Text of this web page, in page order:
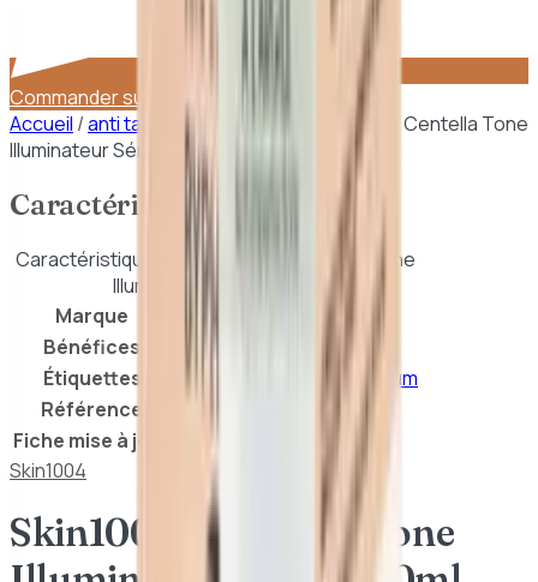
Commander sur WhatsApp
Accueil /anti taches points noirs
Skin1004 – Centella Tone
Illuminateur Sérum 30ml
Caractéristiques
Caractéristiques de Skin1004 – Centella Tone
Illuminateur Sérum 30ml
Marque
Bénéfices
Éclat
Étiquettes
Anti-acné Antioxidant
Sérum
Référence
Fiche mise à jour
Skin1004
Skin1004 – Centella Tone